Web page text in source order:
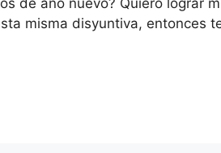
de año nuevo? Quiero lograr
misma disyuntiva, entonces